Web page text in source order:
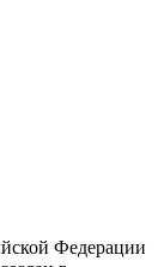
Федерации